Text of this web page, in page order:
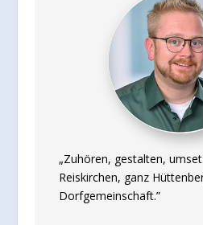
„Zuhören, gestalten,
Reiskirchen, ganz
Dorfgemeinschaft.”